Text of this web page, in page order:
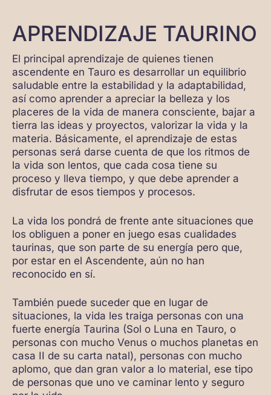
APRENDIZAJE TAURINO
El principal aprendizaje de quienes tienen
ascendente en Tauro es desarrollar un equilibrio
saludable entre la estabilidad y la adaptabilidad,
así como aprender a apreciar la belleza y los
placeres de la vida de manera consciente, bajar a
tierra las ideas y proyectos, valorizar la vida y la
materia. Básicamente, el aprendizaje de estas
personas será darse cuenta de que los ritmos de
la vida son lentos, que cada cosa tiene su
proceso y lleva tiempo, y que debe aprender a
disfrutar de esos tiempos y procesos.
La vida los pondrá de frente ante situaciones que
los obliguen a poner en juego esas cualidades
taurinas, que son parte de su energía pero que,
por estar en el Ascendente, aún no han
reconocido en sí.
También puede suceder que en lugar de
situaciones, la vida les traiga personas con una
fuerte energía Taurina (Sol o Luna en Tauro, o
personas con mucho Venus o muchos planetas en
casa II de su carta natal), personas con mucho
aplomo, que dan gran valor a lo material, ese tipo
de personas que uno ve caminar lento y seguro